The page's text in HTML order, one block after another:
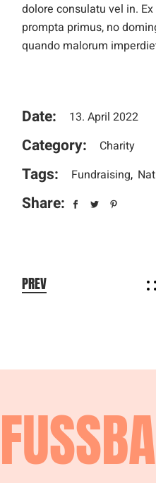
dolore consulatu vel in.
prompta primus, no
quando malorum
Date: 13. April 2022
Category: Charity
Tags: Fundraising
Share:
PREV